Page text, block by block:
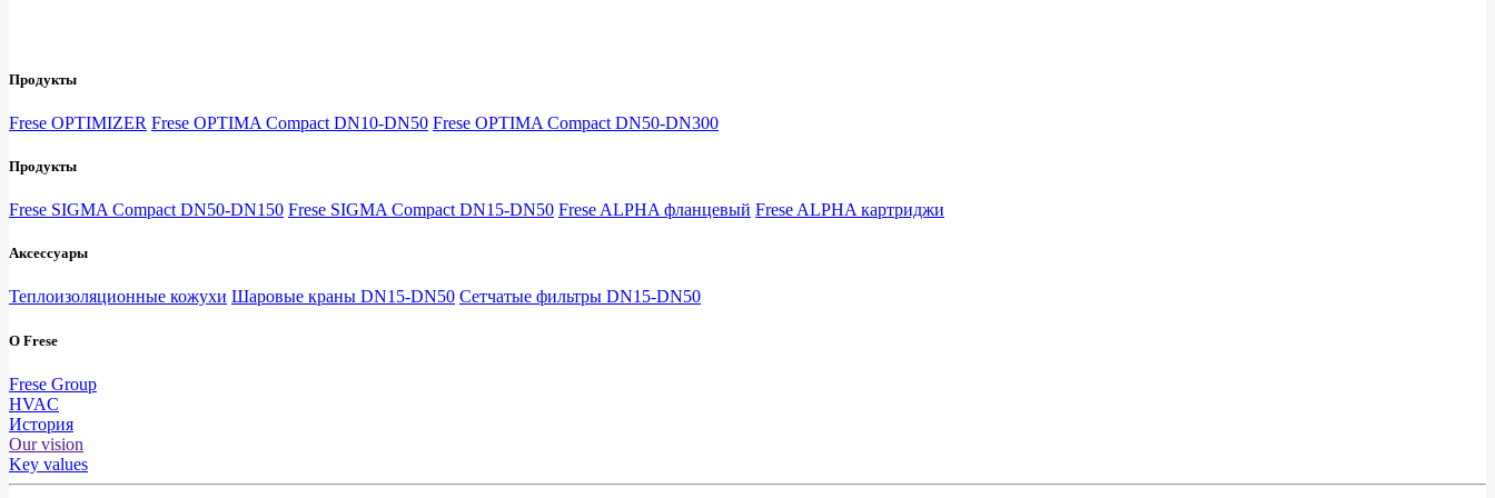
Продукты
Frese OPTIMIZER Frese OPTIMA Compact DN10-DN50 Frese OPTIMA Compact DN50-DN300
Продукты
Frese SIGMA Compact DN50-DN150 Frese SIGMA Compact DN15-DN50 Frese ALPHA фланцевый Frese ALPHA картриджи
Аксессуары
Теплоизоляционные кожухи Шаровые краны DN15-DN50 Сетчатые фильтры DN15-DN50
О Frese
Frese Group
HVAC
История
Our vision
Key values